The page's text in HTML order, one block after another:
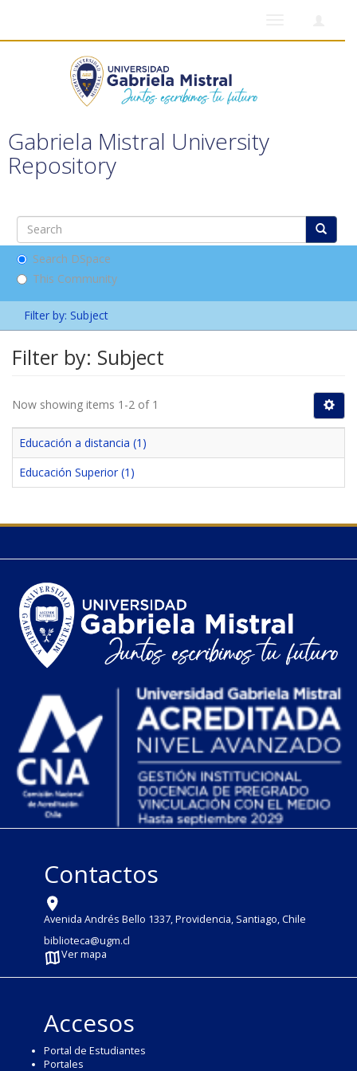
Gabriela Mistral University
Repository
Search DSpace
This Community
Filter by: Subject
Filter by: Subject
Now showing items 1-2 of 1
Educación a distancia (1)
Educación Superior (1)
Contactos
Avenida Andrés Bello 1337, Providencia, Santiago, Chile
biblioteca@ugm.cl
Ver mapa
Accesos
Portal de Estudiantes
Portales